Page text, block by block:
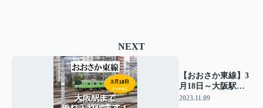
NEXT
【おおさか東線】3
月18日～大阪駅
（うめきたエリ
2023.11.09